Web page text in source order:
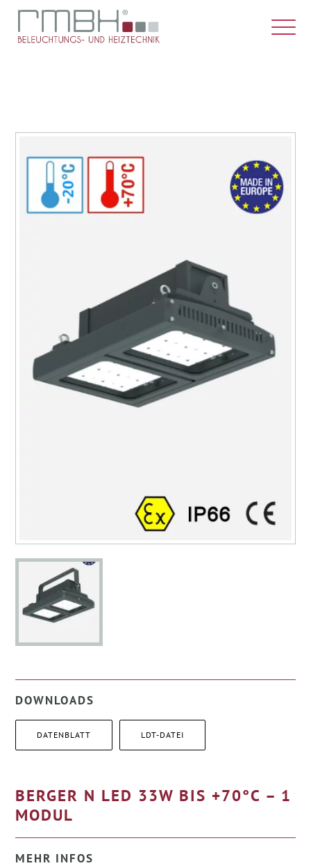
DOWNLOADS
DATENBLATT LDT-DATEI
BERGER N LED 33W BIS +70°C – 1
MODUL
MEHR INFOS